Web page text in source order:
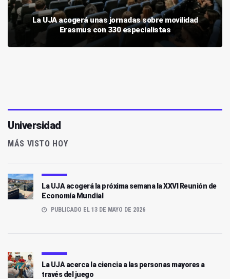
La UJA acogerá unas jornadas sobre movilidad
Erasmus con 330 especialistas
Universidad
MÁS VISTO HOY
La UJA acogerá la próxima semana la XXVI Reunión de
Economía Mundial
PUBLICADO EL 13 DE MAYO DE 2026
La UJA acerca la ciencia a las personas mayores a
través del juego